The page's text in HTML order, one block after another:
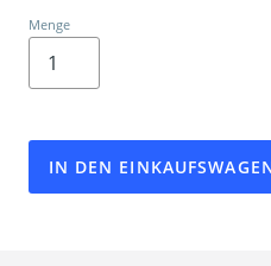
Menge
IN DEN